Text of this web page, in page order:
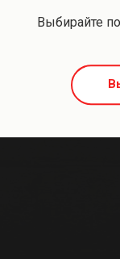
Приготовление
2. Разогреть
микроволновой
Выбирайте